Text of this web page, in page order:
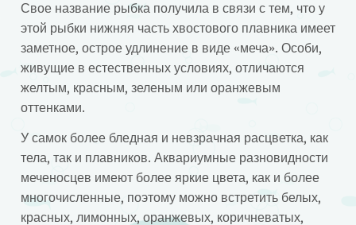
Свое название рыбка получила в связи с тем, что у
этой рыбки нижняя часть хвостового плавника имеет
заметное, острое удлинение в виде «меча». Особи,
живущие в естественных условиях, отличаются
желтым, красным, зеленым или оранжевым
оттенками.
У самок более бледная и невзрачная расцветка, как
тела, так и плавников. Аквариумные разновидности
меченосцев имеют более яркие цвета, как и более
многочисленные, поэтому можно встретить белых,
красных, лимонных, оранжевых, коричневатых,